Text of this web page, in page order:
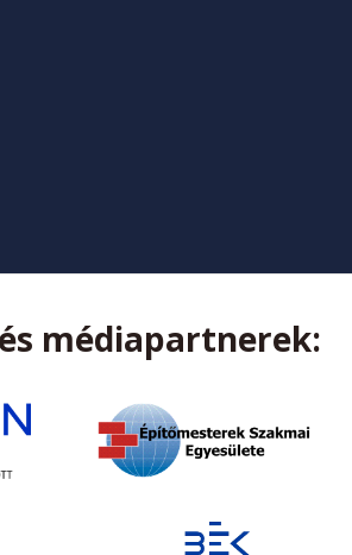
médiapartnerek: